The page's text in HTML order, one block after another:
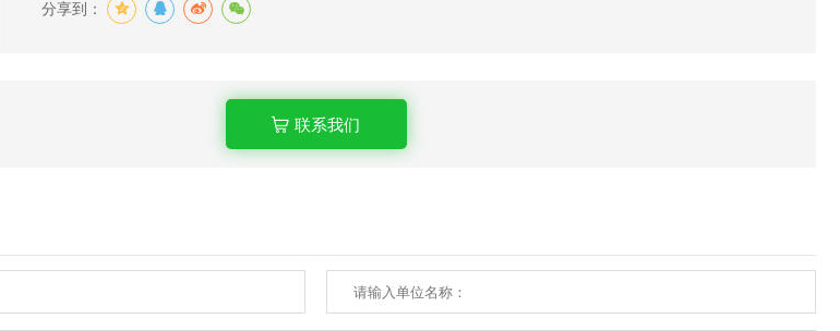
分享到：
联系我们